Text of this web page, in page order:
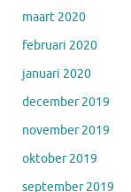
maart 2020
februari 2020
januari 2020
december 2019
november 2019
oktober 2019
september 2019